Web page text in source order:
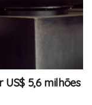
US$ 5,6 milhões